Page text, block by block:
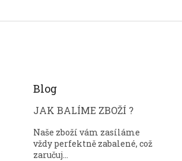
Blog
JAK BALÍME ZBOŽÍ ?
Naše zboží vám zasíláme
vždy perfektně zabalené, což
zaručuj...